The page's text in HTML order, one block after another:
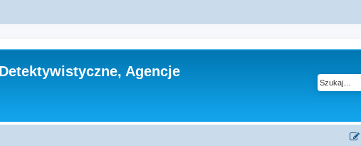
Agencje